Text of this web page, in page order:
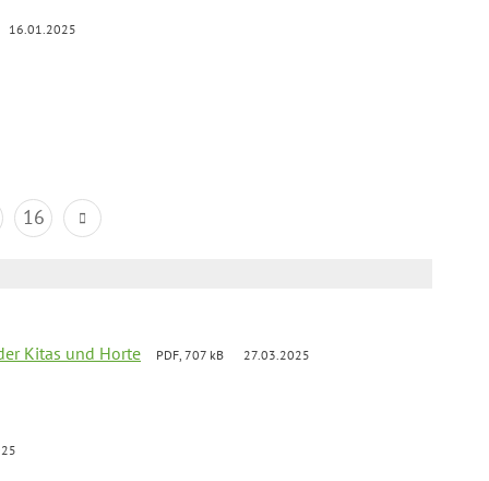
16.01.2025
16
Kitas und Horte PDF, 707 kB 27.03.2025